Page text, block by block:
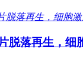
脱落再生，细